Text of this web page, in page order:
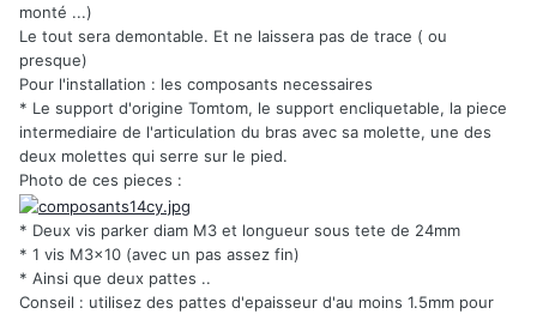
monté ...)
Le tout sera demontable. Et ne laissera pas de trace ( ou
presque)
Pour l'installation : les composants necessaires
* Le support d'origine Tomtom, le support encliquetable, la piece
intermediaire de l'articulation du bras avec sa molette, une des
deux molettes qui serre sur le pied.
Photo de ces pieces :
* Deux vis parker diam M3 et longueur sous tete de 24mm
* 1 vis M3x10 (avec un pas assez fin)
* Ainsi que deux pattes ..
Conseil : utilisez des pattes d'epaisseur d'au moins 1.5mm pour